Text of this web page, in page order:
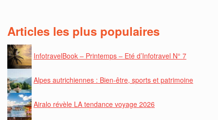
Articles les plus populaires
InfotravelBook – Printemps – Eté d’Infotravel N° 7
Alpes autrichiennes : Bien-être, sports et patrimoine
Airalo révèle LA tendance voyage 2026